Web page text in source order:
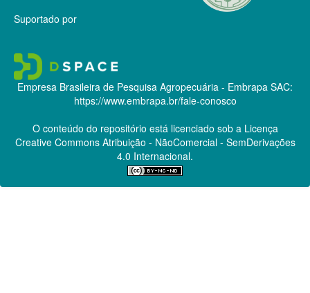
Suportado por
Empresa Brasileira de Pesquisa Agropecuária - Embrapa SAC:
https://www.embrapa.br/fale-conosco
O conteúdo do repositório está licenciado sob a Licença
Creative CommonsAtribuição - NãoComercial - SemDerivações
4.0 Internacional.